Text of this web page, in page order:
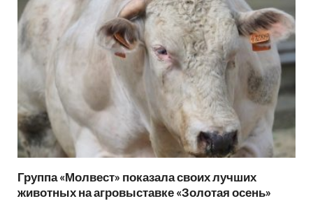
Группа «Молвест» показала своих лучших
животных на агровыставке «Золотая осень»